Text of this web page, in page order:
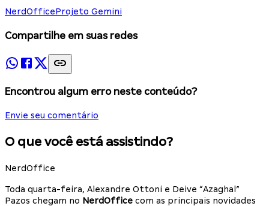
NerdOfficeProjeto Gemini
Compartilhe em suas redes
Encontrou algum erro neste conteúdo?
Envie seu comentário
O que você está assistindo?
NerdOffice
Toda quarta-feira, Alexandre Ottoni e Deive “Azaghal”
Pazos chegam no NerdOffice com as principais novidades